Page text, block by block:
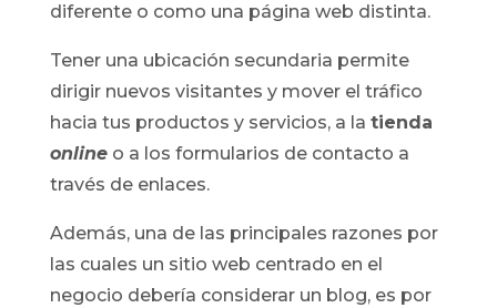
diferente o como una página web distinta.
Tener una ubicación secundaria permite
dirigir nuevos visitantes y mover el tráfico
hacia tus productos y servicios, a la tienda
onlineo a los formularios de contacto a
través de enlaces.
Además, una de las principales razones por
las cuales un sitio web centrado en el
negocio debería considerar un blog, es por